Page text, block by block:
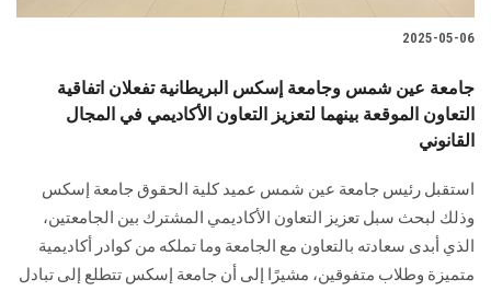
2025-05-06
جامعة عين شمس وجامعة إسكس البريطانية تفعلان اتفاقية
التعاون الموقعة بينهما لتعزيز التعاون الأكاديمي في المجال
القانوني
استقبل رئيس جامعة عين شمس عميد كلية الحقوق جامعة إسكس
وذلك لبحث سبل تعزيز التعاون الأكاديمي المشترك بين الجامعتين،
الذي أبدى سعادته بالتعاون مع الجامعة وما تملكه من كوادر أكاديمية
متميزة وطلاب متفوقين، مشيرًا إلى أن جامعة إسكس تتطلع إلى تبادل